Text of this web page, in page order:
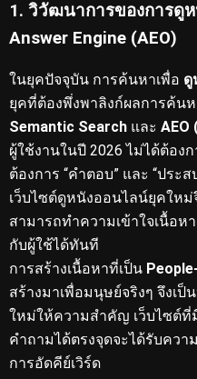
1. วิวัฒนาการของการดู
Answer Engine (AEO)
ในยุคปัจจุบัน การค้นหาเพื่อ ดู
ยุคที่ต้องพึ่งพาลิงก์ผลการค้น
Semantic Search และ AEO
ผู้ใช้งานในปี 2026 ไม่ได้ต้อง
ต้องการ “คำตอบ” และ “ประ
เว็บไซต์ดูหนังออนไลน์ยุคใหม่
สามารถทำความเข้าใจเนื้อ
กับผู้ใช้ได้ทันที
การสร้างเนื้อหาที่เป็น
สร้างมาเพื่อมนุษย์จริงๆ จึงเ
ใหม่ให้ความสำคัญ เว็บไซต์
คำถามได้ตรงจุดจะได้รับควา
การอัดคีย์เวิร์ด